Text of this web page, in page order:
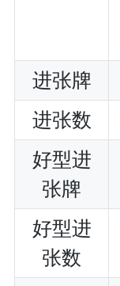
进张牌
进张数
好型进
张牌
好型进
张数